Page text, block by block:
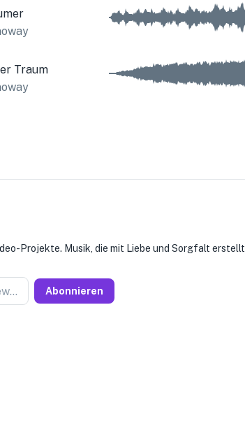
Traum
Projekte. Musik, die mit Liebe und Sorgfalt erstellt
Abonnieren Sie für Newseller Abonnieren